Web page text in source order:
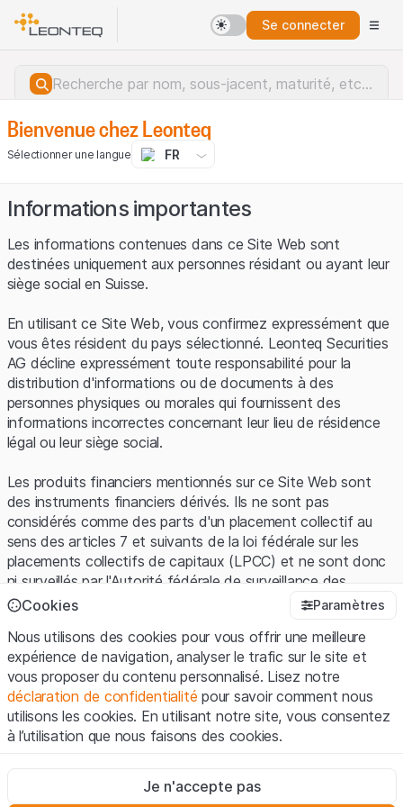
Se connecter
Erreur du serveur.
Bienvenue chez Leonteq
Sélectionner une langue FR
Informations importantes
Les informations contenues dans ce Site Web sont
destinées uniquement aux personnes résidant ou ayant leur
siège social en Suisse.
En utilisant ce Site Web, vous confirmez expressément que
vous êtes résident du pays sélectionné. Leonteq Securities
AG décline expressément toute responsabilité pour la
distribution d'informations ou de documents à des
personnes physiques ou morales qui fournissent des
informations incorrectes concernant leur lieu de résidence
légal ou leur siège social.
Les produits financiers mentionnés sur ce Site Web sont
des instruments financiers dérivés. Ils ne sont pas
considérés comme des parts d'un placement collectif au
sens des articles 7 et suivants de la loi fédérale sur les
placements collectifs de capitaux (LPCC) et ne sont donc
ni surveillés par l'Autorité fédérale de surveillance des
marchés financiers (FINMA) ni enregistrés auprès de la
protection spécifique des investisseurs prévue par la LPCC.
Conditions d'utilisation et informations juridiques
En utilisant le Site Web de Leonteq Securities AG (ci-après
"Site Web"), vous confirmez que vous avez compris et que
vous acceptez les informations juridiques, les notes
vous n'acceptez pas les Conditions d'utilisation, veuillez-
vous abstenir d'utiliser ce Site Web.
Cookies Paramètres
Nous utilisons des cookies pour vous offrir une meilleure
expérience de navigation, analyser le trafic sur le site et
vous proposer du contenu personnalisé. Lisez notre
déclaration de confidentialité pour savoir comment nous
utilisons les cookies. En utilisant notre site, vous consentez
à l’utilisation que nous faisons des cookies.
Ces cookies sont nécessaires au bon fonctionnement du site
Je n'accepte pas